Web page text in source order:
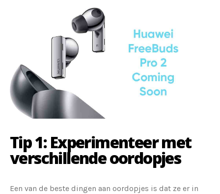
Tip 1: Experimenteer met
verschillende oordopjes
Een van de beste dingen aan oordopjes is dat ze er in